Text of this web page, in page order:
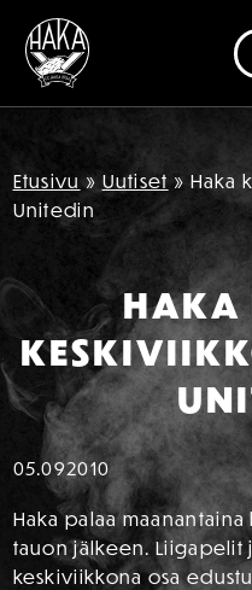
Siirry sisältöön
Etusivu » Uutiset » Haka
Unitedin
HAKA
05.092010
Haka palaa
tauon jälkeen. Liigapelit
keskiviikkona osa